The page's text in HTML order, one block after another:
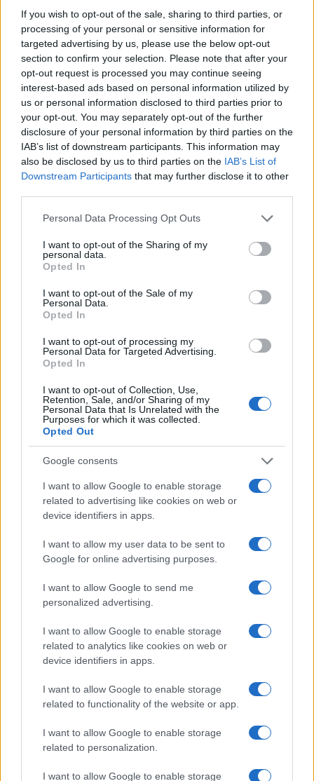
If you wish to opt-out of the sale, sharing to third parties, or
processing of your personal or sensitive information for
targeted advertising by us, please use the below opt-out
section to confirm your selection. Please note that after your
opt-out request is processed you may continue seeing
interest-based ads based on personal information utilized by
us or personal information disclosed to third parties prior to
your opt-out. You may separately opt-out of the further
disclosure of your personal information by third parties on the
IAB’s list of downstream participants. This information may
also be disclosed by us to third parties on the IAB’s List of
Downstream Participants that may further disclose it to other
Please note that this website/app uses one or more Google
not limited to your visit or usage behaviour. You may click to
grant or deny consent to Google and its third-party tags to
use your data for below specified purposes in below Google
consent section.
Personal Data Processing Opt Outs
I want to opt-out of the Sharing of my
personal data.
Opted In
I want to opt-out of the Sale of my
Personal Data.
Opted In
I want to opt-out of processing my
Personal Data for Targeted Advertising.
Opted In
I want to opt-out of Collection, Use,
Retention, Sale, and/or Sharing of my
Personal Data that Is Unrelated with the
Purposes for which it was collected.
Opted Out
Google consents
I want to allow Google to enable storage
related to advertising like cookies on web or
device identifiers in apps.
I want to allow my user data to be sent to
Google for online advertising purposes.
I want to allow Google to send me
personalized advertising.
I want to allow Google to enable storage
related to analytics like cookies on web or
device identifiers in apps.
I want to allow Google to enable storage
related to functionality of the website or app.
I want to allow Google to enable storage
related to personalization.
I want to allow Google to enable storage
Protocolos de seguridad ocular y
consejos para fotografiar eclipses solares
Un eclipse solar es un espectáculo natural que…
CIENCIA Y TECNOLOGÍA
Cómo elegir una carrera STEAM: perfiles
emergentes y competencias clave
Super Street Fighter IV: más información
sobre Juri, la nueva guerrera
Los juegos de lucha, orientados sin duda a…
CIENCIA Y TECNOLOGÍA